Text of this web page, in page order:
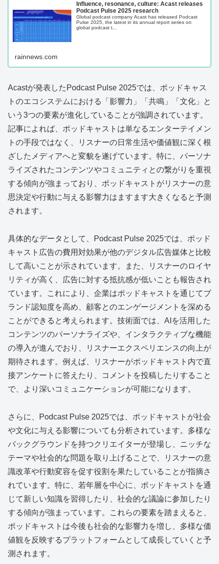
Influence, resonance, culture: Acast releases
Podcast Pulse 2025 research
Global podcast company Acast has released Podcast
Pulse 2025, the latest in its annual report series on
global podcast t...
rainnews.com
Acastが発表したPodcast Pulse 2025では、ポッドキャス
トのエコシステムにおける「影響力」「共鳴」「文化」と
いう3つの要素が進化していることが強調されています。
記事によれば、ポッドキャストは単なるエンターテイメン
トの手段ではなく、リスナーの日常生活や価値観に深く根
ざしたメディアへと変貌を遂げています。特に、パーソナ
ライズされたコンテンツやコミュニティとの繋がりを重視
する傾向が強まっており、ポッドキャストがリスナーの意
思決定や行動に与える影響力はますます大きくなると予測
されます。
具体的なデータとして、Podcast Pulse 2025では、ポッド
キャスト広告の費用対効果が他のデジタル広告媒体と比較
して高いことが示されています。また、リスナーのロイヤ
リティが高く、広告に対する抵抗感が低いことも報告され
ています。これにより、企業はポッドキャストを通じてブ
ランド認知度を高め、顧客とのエンゲージメントを深める
ことができると考えられます。技術面では、AIを活用した
コンテンツのパーソナライズや、インタラクティブな機能
の導入が進んでおり、リスナーエクスペリエンスの向上が
期待されます。例えば、リスナーがポッドキャスト内で直
接アンケートに答えたり、コメントを投稿したりすること
で、より深いコミュニケーションが可能になります。
さらに、Podcast Pulse 2025では、ポッドキャストが社会
や文化に与える影響についても分析されています。多様な
バックグラウンドを持つクリエイターが登場し、ニッチな
テーマや社会的な問題を取り上げることで、リスナーの意
識改革や行動変容を促す役割を果たしていることが指摘さ
れています。特に、若年層を中心に、ポッドキャストを通
じて新しい知識を習得したり、社会的な議論に参加したり
する傾向が強まっています。これらの要素を踏まえると、
ポッドキャストは今後も社会的な影響力を増し、多様な価
値観を反映するプラットフォームとして成長していくと予
測されます。